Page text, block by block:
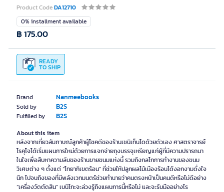
Product CodeDA12710
Brand Nanmeebooks
Sold by B2S
Fulfilled by B2S
0% installment available
READY
TO SHIP
฿ 175.00
About this item
หลังจากเที่ยวสัมภาษณ์ลูกค้าผู้โชคดีของร้านเซนิเท็นโดด้วยตัวเอง ศาสตราจารย์
โรคุโจได้เริ่มแผนการใหม่ด้วยการแจกจ่ายถุงบรรจุเหรียญแก่ผู้ที่มีความปรารถนา
ในใจเพื่อสืบหาความลับของร้านขายขนมแห่งนี้ รวมถึงกลไกการทำงานของขนม
วิเศษต่าง ๆ ตั้งแต่ “ไทยากิเขตร้อน” ที่ช่วยให้ปลูกผลไม้เมืองร้อนได้งอกงามดั่งใจ
นึก ไปจนถึงของที่มีพลังเวทมนตร์ช่วยทำนายว่าคนตรงหน้าเป็นคนดีหรือไม่ดีอย่าง
“เครื่องวัดตัดสิน” เบนิโกะจะล่วงรู้ถึงแผนการนี้หรือไม่ และจะรับมืออย่างไร